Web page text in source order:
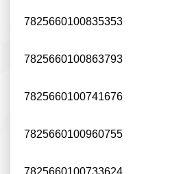
7825660100835353
7825660100863793
7825660100741676
7825660100960755
7825660100733624